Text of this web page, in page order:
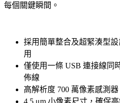
每個關鍵瞬間。
採用簡單整合及超緊湊型
用
僅使用一條 USB 連接線同
佈線
高解析度 700 萬像素感測
4.5 μm 小像素尺寸，確保